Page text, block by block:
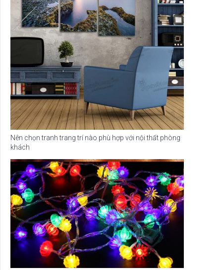
Nên chọn tranh trang trí nào phù hợp với nội thất phòng
khách